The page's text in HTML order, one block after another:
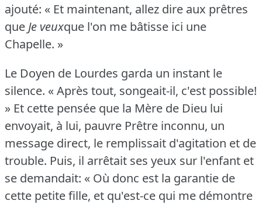
ajouté: « Et maintenant, allez dire aux prêtres
que Je veuxque l'on me bâtisse ici une
Chapelle. »
Le Doyen de Lourdes garda un instant le
silence. « Après tout, songeait-il, c'est possible!
» Et cette pensée que la Mère de Dieu lui
envoyait, à lui, pauvre Prêtre inconnu, un
message direct, le remplissait d'agitation et de
trouble. Puis, il arrêtait ses yeux sur l'enfant et
se demandait: « Où donc est la garantie de
cette petite fille, et qu'est-ce qui me démontre